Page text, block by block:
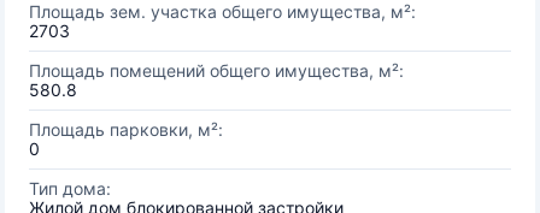
Площадь зем. участка общего имущества, м²:
2703
Площадь помещений общего имущества, м²:
580.8
Площадь парковки, м²:
0
Тип дома:
Жилой дом блокированной застройки